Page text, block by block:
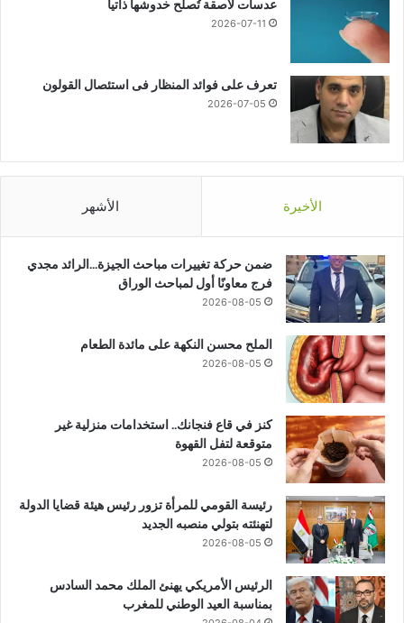
عدسات لاصقة تُصلح خدوشها ذاتيا
2026-07-11
تعرف على فوائد المنظار فى استئصال القولون
2026-07-05
الأخيرة الأشهر
ضمن حركة تغييرات مباحث الجيزة…الرائد مجدي
فرج معاونًا أول لمباحث الوراق
2026-08-05
الملح محسن النكهة على مائدة الطعام
2026-08-05
كنز في قاع فنجانك.. استخدامات منزلية غير
متوقعة لتفل القهوة
2026-08-05
رئيسة القومي للمرأة تزور رئيس هيئة قضايا الدولة
لتهنئته بتولي منصبه الجديد
2026-08-05
الرئيس الأمريكي يهنئ الملك محمد السادس
بمناسبة العيد الوطني للمغرب